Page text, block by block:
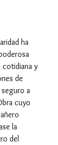
ha
cotidiana y
de
a
cuyo
la
del